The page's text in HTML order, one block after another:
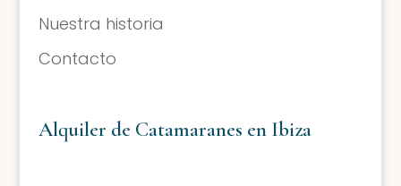
Blog
Nuestra historia